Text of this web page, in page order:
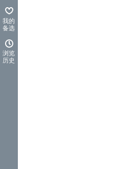
我的
备选
浏览
历史